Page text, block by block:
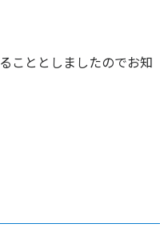
こととしましたのでお知